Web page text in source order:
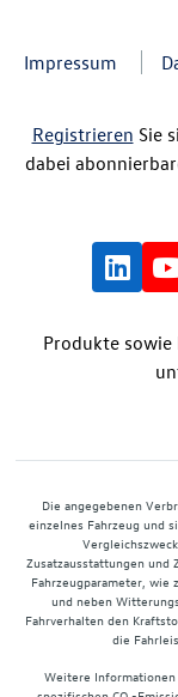
Impressum
Registrieren Sie
dabei
Produkte sowie
Die angegebenen
einzelnes Fahrzeug und
Zusatzausstattungen und
Fahrzeugparameter, wie
und neben
Fahrverhalten den
die
Weitere